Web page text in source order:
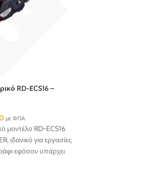
RD-ECS16 –
με ΦΠΑ
μοντέλο RD-ECS16
ιδανικό για εργασίες
εφόσον υπάρχει